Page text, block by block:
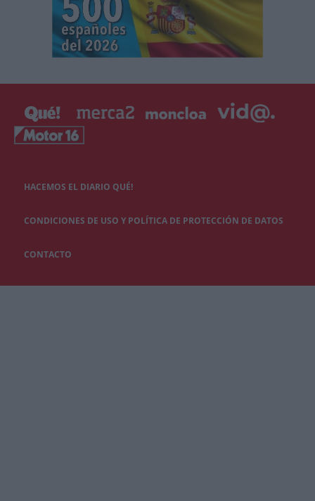
HACEMOS EL DIARIO QUÉ!
CONDICIONES DE USO Y POLÍTICA DE PROTECCIÓN DE DATOS
CONTACTO